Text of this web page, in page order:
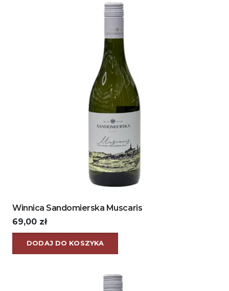
Winnica Sandomierska Muscaris
69,00 zł
DODAJ DO KOSZYKA